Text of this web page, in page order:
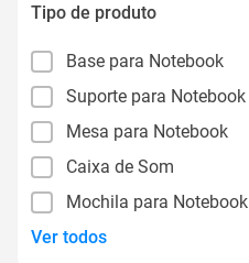
Tipo de produto
Base para Notebook
Suporte para Notebook
Mesa para Notebook
Caixa de Som
Mochila para Notebook
Ver todos